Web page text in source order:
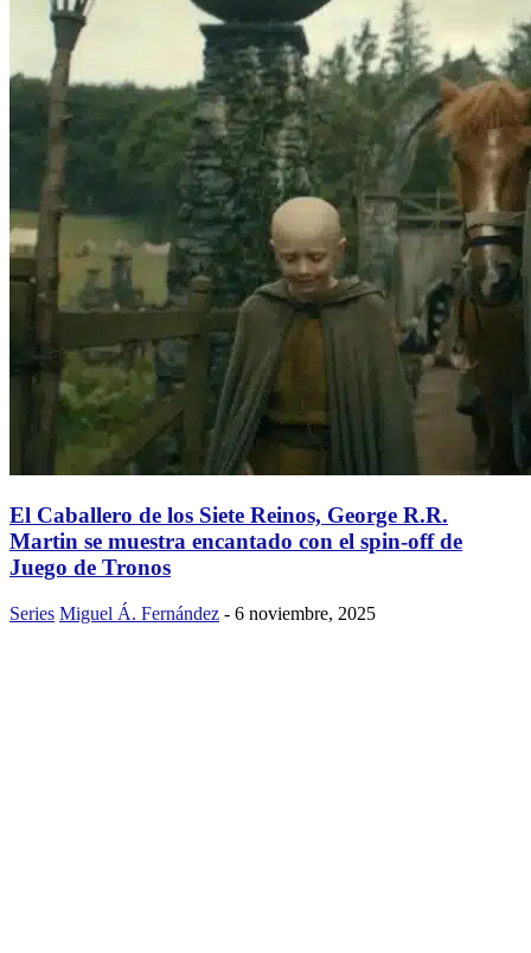
El Caballero de los Siete Reinos, George R.R.
Martin se muestra encantado con el spin-off de
Juego de Tronos
Series Miguel Á. Fernández - 6 noviembre, 2025